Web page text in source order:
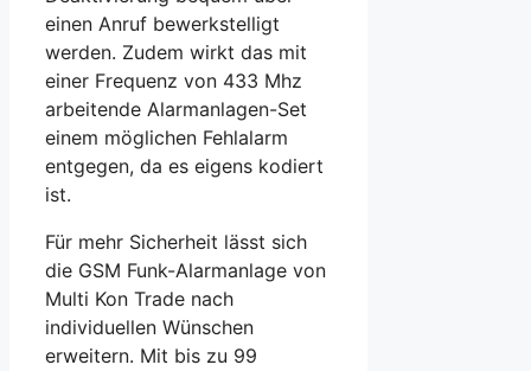
einen Anruf bewerkstelligt
werden. Zudem wirkt das mit
einer Frequenz von 433 Mhz
arbeitende Alarmanlagen-Set
einem möglichen Fehlalarm
entgegen, da es eigens kodiert
ist.
Für mehr Sicherheit lässt sich
die GSM Funk-Alarmanlage von
Multi Kon Trade nach
individuellen Wünschen
erweitern. Mit bis zu 99